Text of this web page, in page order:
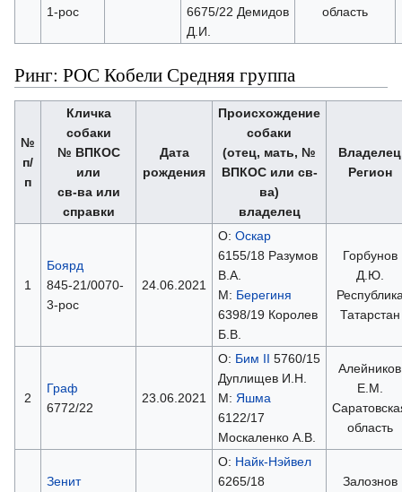
1-рос
6675/22 Демидов
Д.И.
область
Ринг: РОС Кобели Средняя группа
№
п/
п
Кличка
собаки
№ ВПКОС
или
св-ва или
справки
Дата
рождения
Происхождение
собаки
(отец, мать, №
ВПКОС или св-
ва)
владелец
Владелец
Регион
1
Боярд
845-21/0070-
3-рос
24.06.2021
О: Оскар
6155/18 Разумов
В.А.
М: Берегиня
6398/19 Королев
Б.В.
Горбунов
Д.Ю.
Татарстан
2
Граф
6772/22
23.06.2021
О: Бим II 5760/15
Дуплищев И.Н.
М: Яшма
6122/17
Москаленко А.В.
Алейников
Е.М.
область
Зенит
О: Найк-Нэйвел
6265/18
Залознов